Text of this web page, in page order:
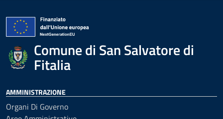
Comune di San Salvatore di
Fitalia
AMMINISTRAZIONE
Organi Di Governo